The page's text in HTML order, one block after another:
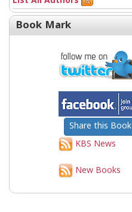
Book Mark
Share this Book
KBS News
New Books